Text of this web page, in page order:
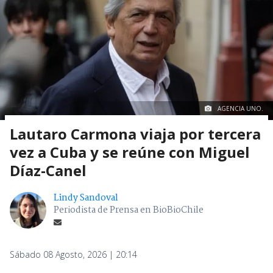
AGENCIA UNO.
Lautaro Carmona viaja por tercera
vez a Cuba y se reúne con Miguel
Díaz-Canel
Lindy Sandoval
Periodista de Prensa en BioBioChile
Sábado 08 Agosto, 2026 | 20:14